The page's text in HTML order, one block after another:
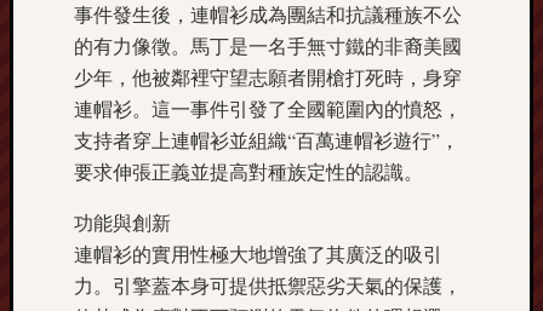
事件發生後，連帽衫成為團結和抗議種族不公
的有力像徵。馬丁是一名手無寸鐵的非裔美國
少年，他被鄰裡守望志願者開槍打死時，身穿
連帽衫。這一事件引發了全國範圍內的憤怒，
支持者穿上連帽衫並組織“百萬連帽衫遊行”，
要求伸張正義並提高對種族定性的認識。
功能與創新
連帽衫的實用性極大地增強了其廣泛的吸引
力。引擎蓋本身可提供抵禦惡劣天氣的保護，